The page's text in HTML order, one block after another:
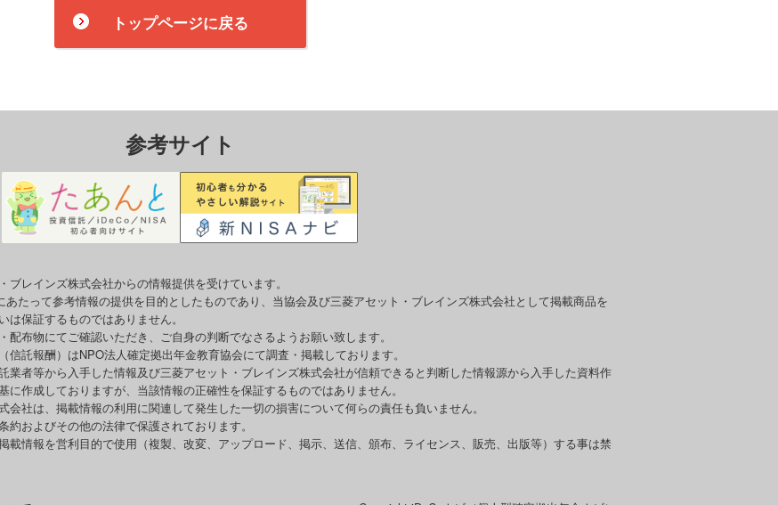
トップページに戻る
参考サイト
レインズ株式会社からの情報提供を受けています。
あたって参考情報の提供を目的としたものであり、当協会及び三菱アセット・ブレインズ株式会社として掲載商品を
保証するものではありません。
布物にてご確認いただき、ご自身の判断でなさるようお願い致します。
託報酬）はNPO法人確定拠出年金教育協会にて調査・掲載しております。
業者等から入手した情報及び三菱アセット・ブレインズ株式会社が信頼できると判断した情報源から入手した資料作
作成しておりますが、当該情報の正確性を保証するものではありません。
社は、掲載情報の利用に関連して発生した一切の損害について何らの責任も負いません。
およびその他の法律で保護されております。
載情報を営利目的で使用（複製、改変、アップロード、掲示、送信、頒布、ライセンス、販売、出版等）する事は禁